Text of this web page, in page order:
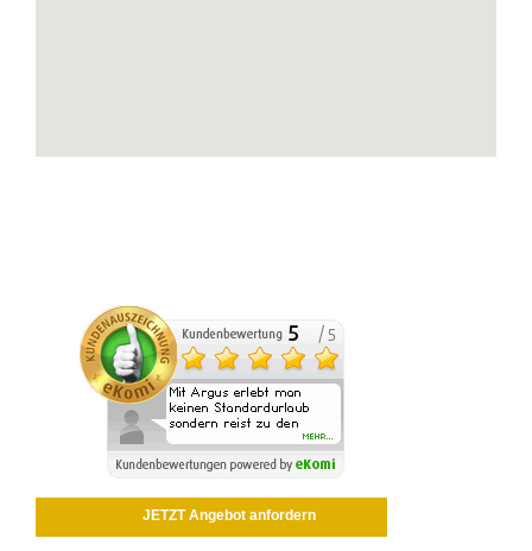
JETZT Angebot anfordern